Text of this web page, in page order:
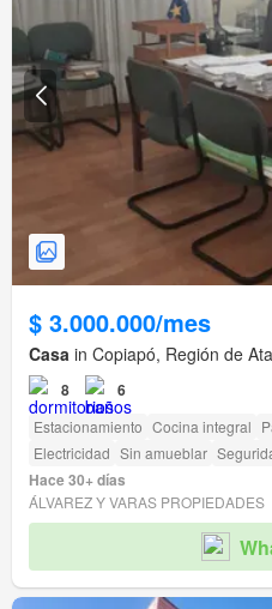
$ 3.000.000/mes
Casa in Copiapó, Región de
8 6
Estacionamiento Cocina integral
Electricidad Sin amueblar
Hace 30+ días
ÁLVAREZ Y VARAS PROPIEDADES